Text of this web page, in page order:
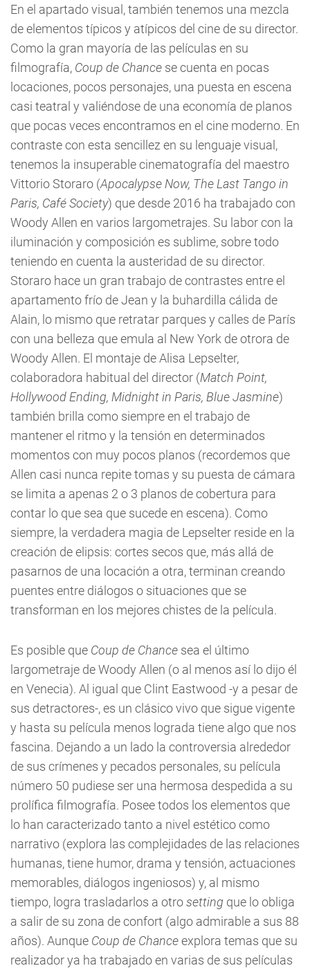
En el apartado visual, también tenemos una mezcla
de elementos típicos y atípicos del cine de su director.
Como la gran mayoría de las películas en su
filmografía, Coup de Chance se cuenta en pocas
locaciones, pocos personajes, una puesta en escena
casi teatral y valiéndose de una economía de planos
que pocas veces encontramos en el cine moderno. En
contraste con esta sencillez en su lenguaje visual,
tenemos la insuperable cinematografía del maestro
Vittorio Storaro (Apocalypse Now, The Last Tango in
Paris, Café Society) que desde 2016 ha trabajado con
Woody Allen en varios largometrajes. Su labor con la
iluminación y composición es sublime, sobre todo
teniendo en cuenta la austeridad de su director.
Storaro hace un gran trabajo de contrastes entre el
apartamento frío de Jean y la buhardilla cálida de
Alain, lo mismo que retratar parques y calles de París
con una belleza que emula al New York de otrora de
Woody Allen. El montaje de Alisa Lepselter,
colaboradora habitual del director (Match Point,
Hollywood Ending, Midnight in Paris, Blue Jasmine)
también brilla como siempre en el trabajo de
mantener el ritmo y la tensión en determinados
momentos con muy pocos planos (recordemos que
Allen casi nunca repite tomas y su puesta de cámara
se limita a apenas 2 o 3 planos de cobertura para
contar lo que sea que sucede en escena). Como
siempre, la verdadera magia de Lepselter reside en la
creación de elipsis: cortes secos que, más allá de
pasarnos de una locación a otra, terminan creando
puentes entre diálogos o situaciones que se
transforman en los mejores chistes de la película.
Es posible que Coup de Chance sea el último
largometraje de Woody Allen (o al menos así lo dijo él
en Venecia). Al igual que Clint Eastwood -y a pesar de
sus detractores-, es un clásico vivo que sigue vigente
y hasta su película menos lograda tiene algo que nos
fascina. Dejando a un lado la controversia alrededor
de sus crímenes y pecados personales, su película
número 50 pudiese ser una hermosa despedida a su
prolífica filmografía. Posee todos los elementos que
lo han caracterizado tanto a nivel estético como
narrativo (explora las complejidades de las relaciones
humanas, tiene humor, drama y tensión, actuaciones
memorables, diálogos ingeniosos) y, al mismo
tiempo, logra trasladarlos a otrosetting que lo obliga
a salir de su zona de confort (algo admirable a sus 88
años). Aunque Coup de Chanceexplora temas que su
realizador ya ha trabajado en varias de sus películas